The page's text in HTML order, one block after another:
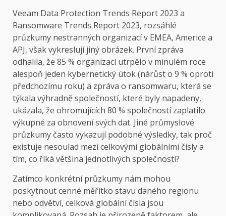
Veeam Data Protection Trends Report 2023 a
Ransomware Trends Report 2023, rozsáhlé
průzkumy nestranných organizací v EMEA, Americe a
APJ, však vykreslují jiný obrázek. První zpráva
odhalila, že 85 % organizací utrpělo v minulém roce
alespoň jeden kybernetický útok (nárůst o 9 % oproti
předchozímu roku) a zpráva o ransomwaru, která se
týkala výhradně společností, které byly napadeny,
ukázala, že ohromujících 80 % společností zaplatilo
výkupné za obnovení svých dat. Jiné průmyslové
průzkumy často vykazují podobné výsledky, tak proč
existuje nesoulad mezi celkovými globálními čísly a
tím, co říká většina jednotlivých společností?
Zatímco konkrétní průzkumy nám mohou
poskytnout cenné měřítko stavu daného regionu
nebo odvětví, celková globální čísla jsou